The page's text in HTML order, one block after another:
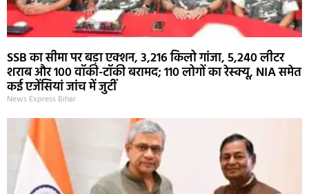
SSB का सीमा पर बड़ा एक्शन, 3,216 किलो गांजा, 5,240 लीटर
शराब और 100 वॉकी-टॉकी बरामद; 110 लोगों का रेस्क्यू, NIA समेत
कई एजेंसियां जांच में जुटीं
News Express Bihar